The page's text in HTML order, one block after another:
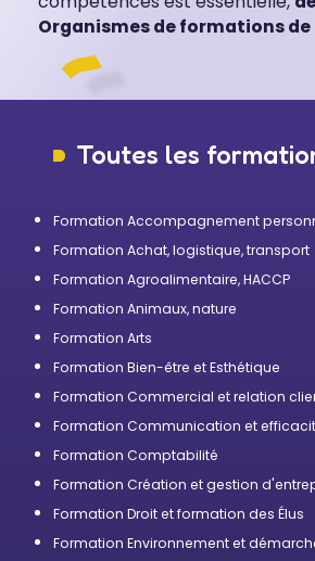
Organismes de formations
Toutes les
Formation Accompagnement
Formation Achat, logistique, transport
Formation Agroalimentaire, HACCP
Formation Animaux, nature
Formation Arts
Formation Bien-être et Esthétique
Formation Commercial et relation
Formation Communication et
Formation Comptabilité
Formation Création et gestion
Formation Droit et formation des Élus
Formation Environnement et